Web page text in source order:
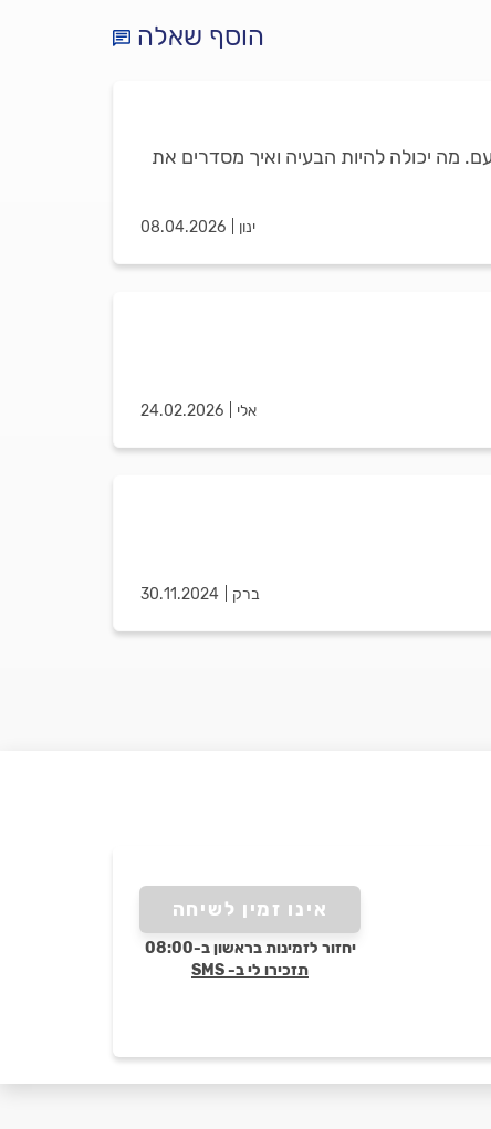
הוסף שאלה
מה יכולה להיות הבעיה ואיך מסדרים את
ינון 08.04.2026
אלי 24.02.2026
ברק 30.11.2024
אינו זמין לשיחה
יחזור לזמינות בראשון ב-08:00
תזכירו לי ב- SMS